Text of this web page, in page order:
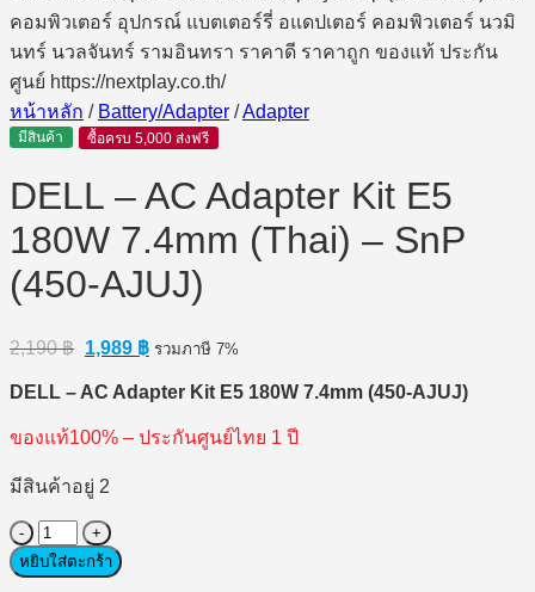
หน้าหลัก / Battery/Adapter /Adapter
มีสินค้า ซื้อครบ 5,000 ส่งฟรี
DELL – AC Adapter Kit E5
180W 7.4mm (Thai) – SnP
(450-AJUJ)
2,190฿ Original
price
was:
1,989 ฿Current
price
is:
รวมภาษี 7%
DELL – AC Adapter Kit E5 180W 7.4mm (450-AJUJ)
ของแท้100% – ประกันศูนย์ไทย 1 ปี
มีสินค้าอยู่ 2
จำนวน
DELL
–
หยิบใส่ตะกร้า